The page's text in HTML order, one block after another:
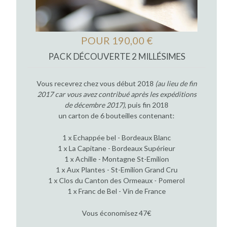
POUR 190,00 €
PACK DÉCOUVERTE 2 MILLÉSIMES
Vous recevrez chez vous début 2018 (au lieu de fin
2017 car vous avez contribué après les expéditions
de décembre 2017), puis fin 2018
un carton de 6 bouteilles contenant:
1 x Echappée bel - Bordeaux Blanc
1 x La Capitane - Bordeaux Supérieur
1 x Achille - Montagne St-Emilion
1 x Aux Plantes - St-Emilion Grand Cru
1 x Clos du Canton des Ormeaux - Pomerol
1 x Franc de Bel - Vin de France
Vous économisez 47€